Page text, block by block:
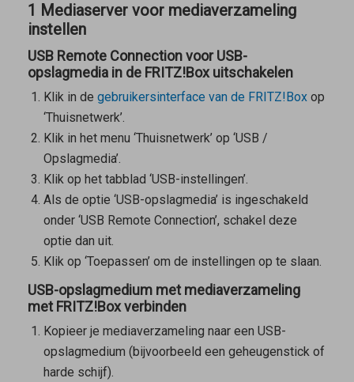
1 Mediaserver voor mediaverzameling
instellen
USB Remote Connection voor USB-
opslagmedia in de FRITZ!Box uitschakelen
Klik in de gebruikersinterface van de FRITZ!Boxop
‘Thuisnetwerk’.
Klik in het menu ‘Thuisnetwerk’ op ‘USB /
Opslagmedia’.
Klik op het tabblad ‘USB-instellingen’.
Als de optie ‘USB-opslagmedia’ is ingeschakeld
onder ‘USB Remote Connection’, schakel deze
optie dan uit.
Klik op ‘Toepassen’ om de instellingen op te slaan.
USB-opslagmedium met mediaverzameling
met FRITZ!Box verbinden
Kopieer je mediaverzameling naar een USB-
opslagmedium (bijvoorbeeld een geheugenstick of
harde schijf).